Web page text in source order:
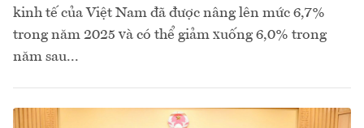
kinh tế của Việt Nam đã được nâng lên mức 6,7%
trong năm 2025 và có thể giảm xuống 6,0% trong
năm sau...